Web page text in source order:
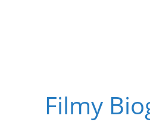
Filmy